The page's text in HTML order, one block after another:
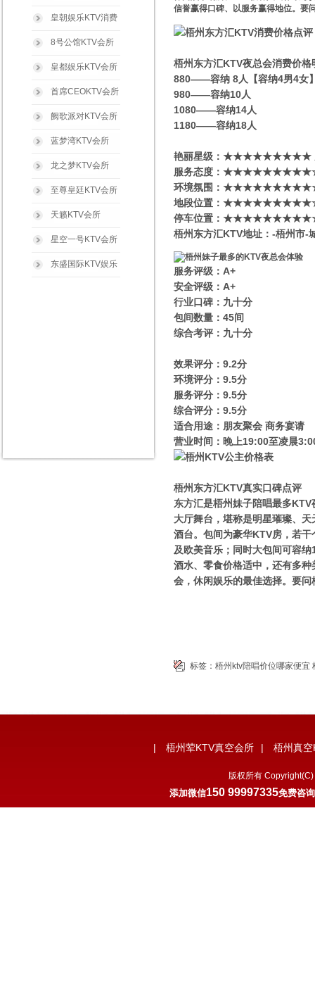
信誉赢得口碑、以服务赢得地位。要
梧州东方汇KTV夜总会消费价格
880——容纳 8人【容纳4男4女
980——容纳10人
1080——容纳14人
1180——容纳18人
艳丽星级​‌‌：★★★★★★★★★
服务态度：★★★★★★★★★☆
环境氛围：★★★★★★★★★☆
地段位置：★★★★★★★★★☆
停车位置：★★★★★★★★★☆
梧州东方汇KTV地址：-梧州市-
服务评级：A+
安全评级：A+
行业口碑：九十分
包间数量：45间
综合考评：九十分
效果评分：9.2分
环境评分：9.5分
服务评分：9.5分
综合评分：9.5分
适合用途：朋友聚会 商务宴请
营业时间：晚上19:00至凌晨
梧州东方汇KTV真实口碑点评
东方汇是梧州妹子陪唱最多
大厅舞台，堪称是明星璀璨、
酒台。包间为豪华KTV房，若
及欧美音乐；同时大包间可容
酒水、零食价格适中，还有多
会，休闲娱乐的最佳选择。要
标签： 梧州ktv陪唱价位哪家便宜
皇朝娱乐KTV消费
8号公馆KTV会所
皇都娱乐KTV会所
首席CEOKTV会所
阙歌派对KTV会所
蓝梦湾KTV会所
龙之梦KTV会所
至尊皇廷KTV会所
天籁KTV会所
星空一号KTV会所
东盛国际KTV娱乐
| 梧州荤KTV真空会所 | 梧州真
版权所有
添加微信150 99997335免费咨